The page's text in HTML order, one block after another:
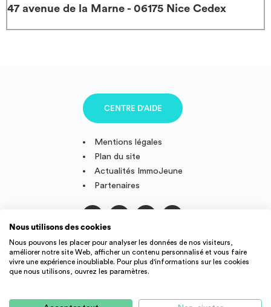
47 avenue de la Marne - 06175 Nice Cedex
Mentions légales
Plan du site
Actualités ImmoJeune
Partenaires
CENTRE D'AIDE
Suivez-nous
France.
Nous utilisons des cookies
Nous pouvons les placer pour analyser les données de nos visiteurs,
améliorer notre site Web, afficher un contenu personnalisé et vous faire
vivre une expérience inoubliable. Pour plus d'informations sur les cookies
que nous utilisons, ouvrez les paramètres.